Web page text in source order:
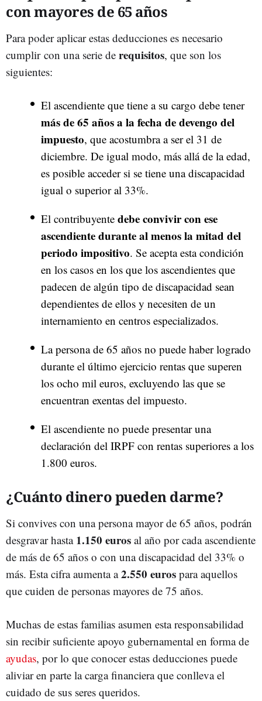
con mayores de 65 años
Para poder aplicar estas deducciones es necesario
cumplir con una serie de requisitos, que son los
siguientes:
El ascendiente que tiene a su cargo debe tener
más de 65 años a la fecha de devengo del
impuesto, que acostumbra a ser el 31 de
diciembre. De igual modo, más allá de la edad,
es posible acceder si se tiene una discapacidad
igual o superior al 33%.
El contribuyente debe convivir con ese
ascendiente durante al menos la mitad del
periodo impositivo. Se acepta esta condición
en los casos en los que los ascendientes que
padecen de algún tipo de discapacidad sean
dependientes de ellos y necesiten de un
internamiento en centros especializados.
La persona de 65 años no puede haber logrado
durante el último ejercicio rentas que superen
los ocho mil euros, excluyendo las que se
encuentran exentas del impuesto.
El ascendiente no puede presentar una
declaración del IRPF con rentas superiores a los
1.800 euros.
¿Cuánto dinero pueden darme?
Si convives con una persona mayor de 65 años, podrán
desgravar hasta1.150 euros al año por cada ascendiente
de más de 65 años o con una discapacidad del 33% o
más. Esta cifra aumenta a2.550 euros para aquellos
que cuiden de personas mayores de 75 años.
Muchas de estas familias asumen esta responsabilidad
sin recibir suficiente apoyo gubernamental en forma de
ayudas, por lo que conocer estas deducciones puede
aliviar en parte la carga financiera que conlleva el
cuidado de sus seres queridos.